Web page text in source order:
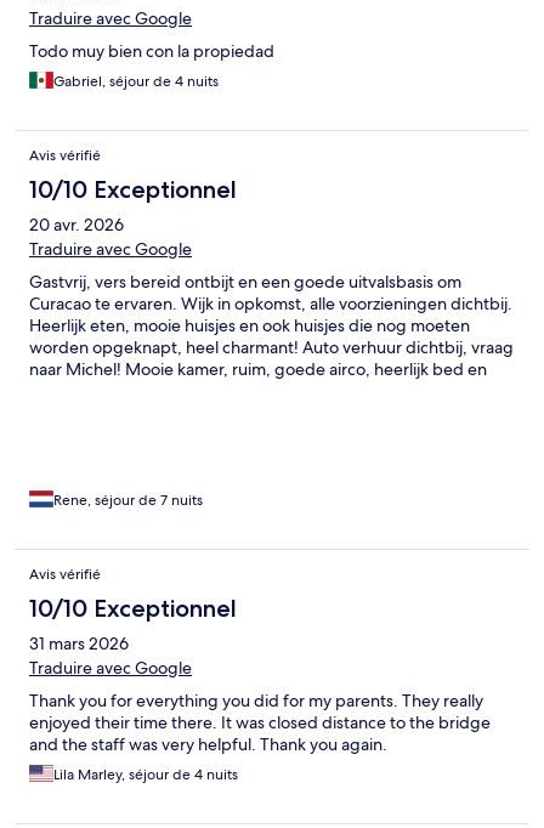
Traduire avec Google
Todo muy bien con la propiedad
Gabriel, séjour de 4 nuits
Avis vérifié
10/10 Exceptionnel
20 avr. 2026
Traduire avec Google
Gastvrij, vers bereid ontbijt en een goede uitvalsbasis om
Curacao te ervaren. Wijk in opkomst, alle voorzieningen dichtbij.
Heerlijk eten, mooie huisjes en ook huisjes die nog moeten
worden opgeknapt, heel charmant! Auto verhuur dichtbij, vraag
naar Michel! Mooie kamer, ruim, goede airco, heerlijk bed en
Rene, séjour de 7 nuits
Avis vérifié
10/10 Exceptionnel
31 mars 2026
Traduire avec Google
Thank you for everything you did for my parents. They really
enjoyed their time there. It was closed distance to the bridge
and the staff was very helpful. Thank you again.
Lila Marley, séjour de 4 nuits